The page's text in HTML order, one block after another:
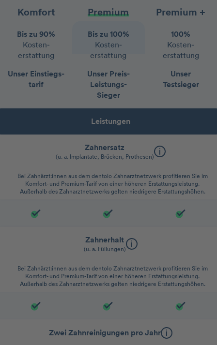
Komfort Premium Premium +
Bis zu 90%
Kosten­
erstattung
Bis zu 100%
Kosten­
erstattung
100%
Kosten­
erstattung
Unser Einstiegs­
tarif
Unser Preis-
Leistungs-
Sieger
Unser
Testsieger
Leistungen
Zahnersatz
(u. a. Implantate, Brücken, Prothesen)
Bei Zahnärzt:innen aus dem dentolo Zahnarztnetzwerk profitieren Sie im
Komfort- und Premium-Tarif von einer höheren Erstattungsleistung.
Außerhalb des Zahnarztnetzwerks gelten niedrigere Erstattungshöhen.
Zahnerhalt
(u. a. Füllungen)
Bei Zahnärzt:innen aus dem dentolo Zahnarztnetzwerk profitieren Sie im
Komfort- und Premium-Tarif von einer höheren Erstattungsleistung.
Außerhalb des Zahnarztnetzwerks gelten niedrigere Erstattungshöhen.
Zwei Zahnreinigungen pro Jahr